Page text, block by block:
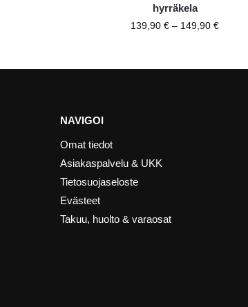
hyrräkela
139,90€ – 149,90€
NAVIGOI
Omat tiedot
Asiakaspalvelu & UKK
Tietosuojaseloste
Evästeet
Takuu, huolto & varaosat